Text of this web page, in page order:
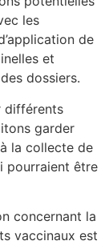
les
de
et
dossiers.
différents
garder
la collecte de
pourraient être
concernant la
vaccinaux est